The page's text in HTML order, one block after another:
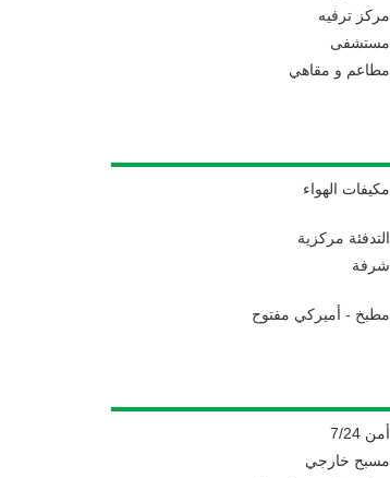
مركز ترفيه
مستشفى
مطاعم و مقاهي
مكيفات الهواء
التدفئة مركزية
شرفة
مطبخ - أميركي مفتوح
أمن 7/24
مسبح خارجي